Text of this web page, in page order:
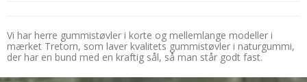
Vi har herre gummistøvler i korte og mellemlange modeller i
mærket Tretorn, som laver kvalitets gummistøvler i naturgummi,
der har en bund med en kraftig sål, så man står godt fast.